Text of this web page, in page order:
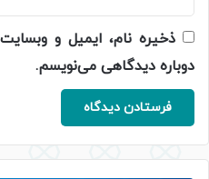
ذخیره نام، ایمیل و
دوباره دیدگاهی می‌نویسم.